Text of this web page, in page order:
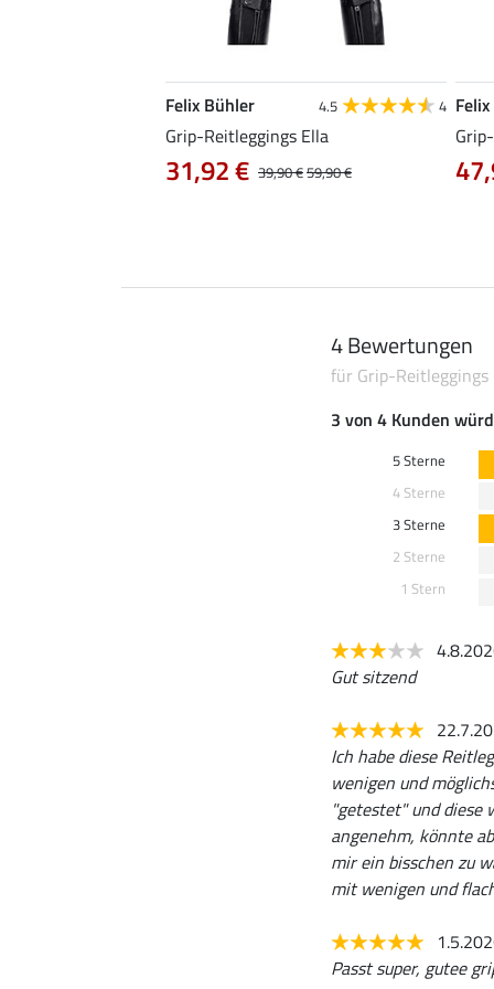
Felix Bühler 4.5 4
Grip-Reitleggings Ella
39,90 €59,90 €
31,92 €
4 Bewertungen
für Grip-Reitleggings
3 von 4 Kunden
5 Sterne
4 Sterne
3 Sterne
2 Sterne
1 Stern
Gut sitzend
Ich habe diese
wenigen und
"getestet" und diese
angenehm, könnte
mir ein bisschen zu
mit wenigen und
Passt super, gutee